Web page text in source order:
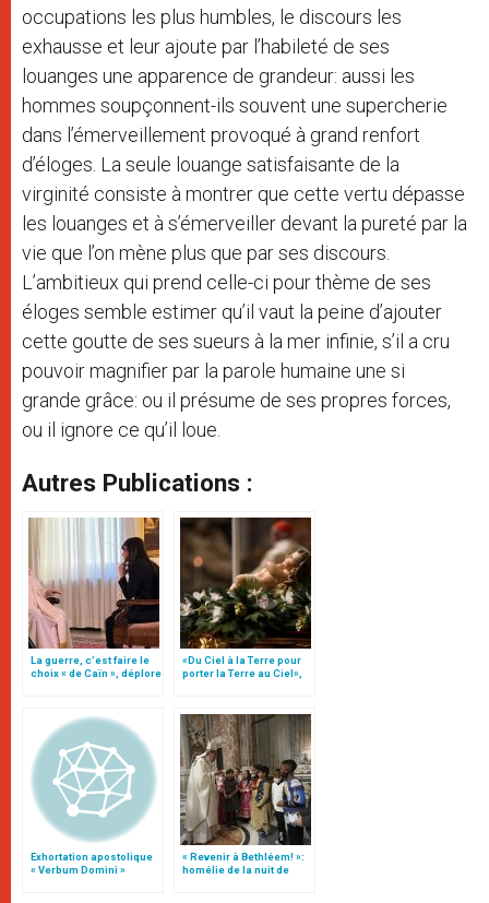
occupations les plus humbles, le discours les
exhausse et leur ajoute par l’habileté de ses
louanges une apparence de grandeur: aussi les
hommes soupçonnent-ils souvent une supercherie
dans l’émerveillement provoqué à grand renfort
d’éloges. La seule louange satisfaisante de la
virginité consiste à montrer que cette vertu dépasse
les louanges et à s’émerveiller devant la pureté par la
vie que l’on mène plus que par ses discours.
L’ambitieux qui prend celle-ci pour thème de ses
éloges semble estimer qu’il vaut la peine d’ajouter
cette goutte de ses sueurs à la mer infinie, s’il a cru
pouvoir magnifier par la parole humaine une si
grande grâce: ou il présume de ses propres forces,
ou il ignore ce qu’il loue.
Autres Publications :
La guerre, c’est faire le
choix « de Caïn », déplore
«Du Ciel à la Terre pour
porter la Terre au Ciel»,
Exhortation apostolique
« Verbum Domini »
« Revenir à Bethléem! »:
homélie de la nuit de
Noël (texte complet)